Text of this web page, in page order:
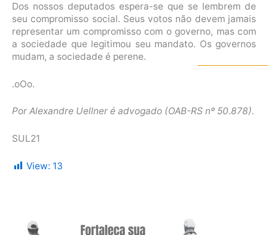
Dos nossos deputados espera-se que se lembrem de
seu compromisso social. Seus votos não devem jamais
representar um compromisso com o governo, mas com
a sociedade que legitimou seu mandato. Os governos
mudam, a sociedade é perene.
.oOo.
Por Alexandre Uellner é advogado (OAB-RS nº 50.878).
SUL21
View: 13